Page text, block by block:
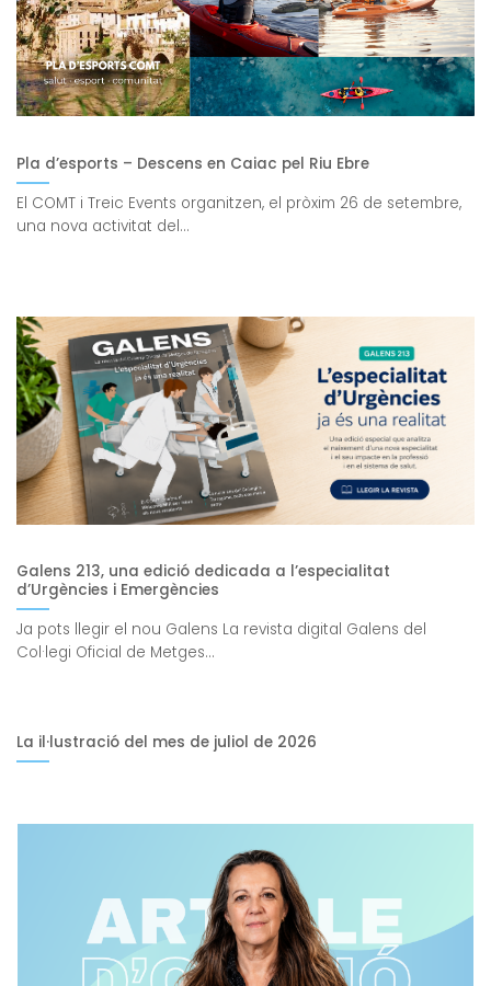
Pla d’esports – Descens en Caiac pel Riu Ebre
El COMT i Treic Events organitzen, el pròxim 26 de setembre,
una nova activitat del...
Galens 213, una edició dedicada a l’especialitat
d’Urgències i Emergències
Ja pots llegir el nou Galens La revista digital Galens del
Col·legi Oficial de Metges...
La il·lustració del mes de juliol de 2026